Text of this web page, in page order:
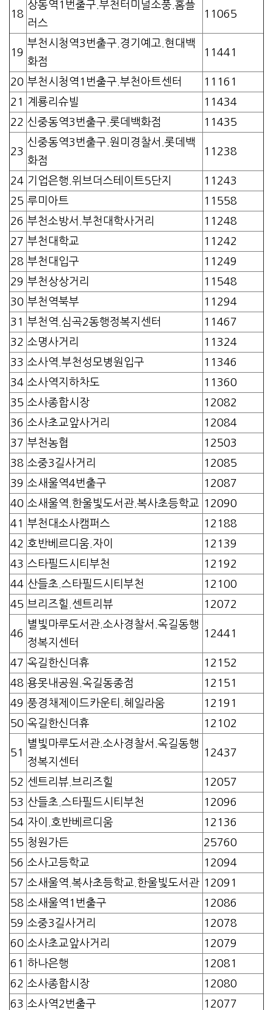
18
상동역1번출구.부천터미널소풍.홈플
러스
11065
19
부천시청역3번출구.경기예고.현대백
화점
11441
20 부천시청역1번출구.부천아트센터
11161
21
계룡리슈빌
11434
22 신중동역3번출구.롯데백화점 11435
23
신중동역3번출구.원미경찰서.롯데백
화점
11238
24 기업은행.위브더스테이트5단지
11243
25 루미아트
11558
26 부천소방서.부천대학사거리
11248
27 부천대학교
11242
28 부천대입구
11249
29 부천상상거리
11548
30 부천역북부
11294
31
부천역.심곡2동행정복지센터
11467
32 소명사거리
11324
33 소사역.부천성모병원입구
11346
34 소사역지하차도
11360
35 소사종합시장
12082
36 소사초교앞사거리
12084
37 부천농협
12503
38 소중3길사거리
12085
39 소새울역4번출구
12087
40 소새울역.한울빛도서관.복사초등학교
12090
41
부천대소사캠퍼스
12188
42 호반베르디움.자이
12139
43 스타필드시티부천
12192
44 산들초.스타필드시티부천
12100
45 브리즈힐.센트리뷰 12072
46
별빛마루도서관.소사경찰서.옥길동행
정복지센터
12441
47 옥길한신더휴
12152
48 용못내공원.옥길동종점
12151
49 풍경채제이드카운티.헤일라움
12191
50 옥길한신더휴 12102
51
별빛마루도서관.소사경찰서.옥길동행
정복지센터
12437
52 센트리뷰.브리즈힐
12057
53 산들초.스타필드시티부천
12096
54 자이.호반베르디움
12136
55 청원가든
25760
56 소사고등학교
12094
57 소새울역.복사초등학교.한울빛도서관 12091
58 소새울역1번출구
12086
59 소중3길사거리
12078
60 소사초교앞사거리
12079
61
하나은행
12081
62 소사종합시장
12080
63 소사역2번출구
12077